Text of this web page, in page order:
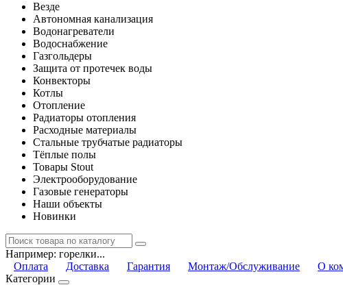
Везде
Автономная канализация
Водонагреватели
Водоснабжение
Газгольдеры
Защита от протечек воды
Конвекторы
Котлы
Отопление
Радиаторы отопления
Расходные материалы
Стальные трубчатые радиаторы
Тёплые полы
Товары Stout
Электрооборудование
Газовые генераторы
Наши объекты
Новинки
Например: горелки...
Оплата
Доставка Гарантия Монтаж/Обслуживание О
Категории